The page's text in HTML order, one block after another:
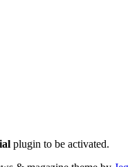
plugin to be activated.